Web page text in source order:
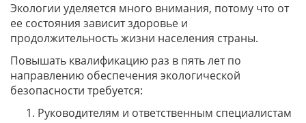
Экологии уделяется много внимания, потому что от
ее состояния зависит здоровье и
продолжительность жизни населения страны.
Повышать квалификацию раз в пять лет по
направлению обеспечения экологической
безопасности требуется:
Руководителям и ответственным специалистам